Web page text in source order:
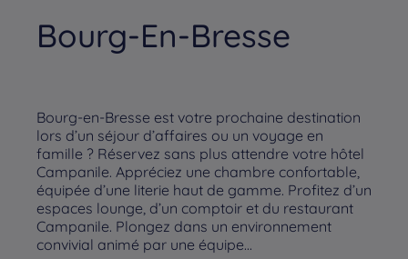
Bourg-En-Bresse
Bourg-en-Bresse est votre prochaine destination
lors d’un séjour d’affaires ou un voyage en
famille ? Réservez sans plus attendre votre hôtel
Campanile. Appréciez une chambre confortable,
équipée d’une literie haut de gamme. Profitez d’un
espaces lounge, d’un comptoir et du restaurant
Campanile. Plongez dans un environnement
convivial animé par une équipe...